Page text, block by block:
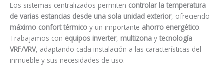
Los sistemas centralizados permiten controlar la temperatura
de varias estancias desde una sola unidad exterior, ofreciendo
máximo confort térmico y un importante ahorro energético.
Trabajamos con equipos inverter, multizona ytecnología
VRF/VRV, adaptando cada instalación a las características del
inmueble y sus necesidades de uso.